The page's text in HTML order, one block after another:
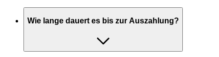
Wie lange dauert es bis zur Auszahlung?